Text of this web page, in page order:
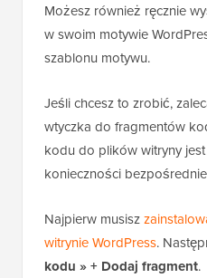
Możesz również ręcznie
w swoim motywie
szablonu motywu.
Jeśli chcesz to zrobić,
wtyczka do fragmentów
kodu do plików witryny
konieczności
Najpierw musisz
witrynie WordPress.
kodu »+ Dodaj fragment.